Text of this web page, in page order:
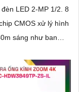
LED 2-MP 1/2. 8
CMOS xử lý hình
sáng như ban